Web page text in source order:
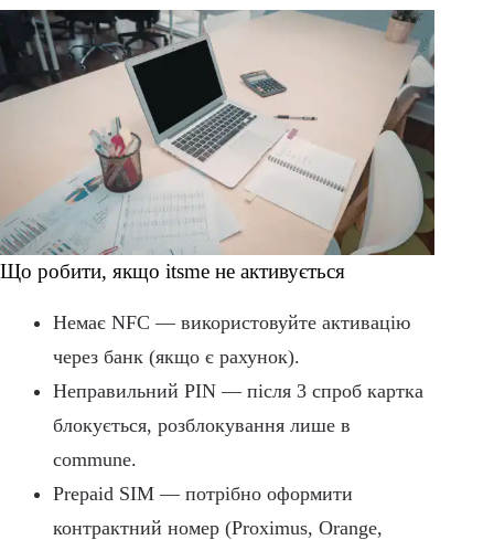
Що робити, якщо itsme не активується
Немає NFC — використовуйте активацію
через банк (якщо є рахунок).
Неправильний PIN — після 3 спроб картка
блокується, розблокування лише в
commune.
Prepaid SIM — потрібно оформити
контрактний номер (Proximus, Orange,